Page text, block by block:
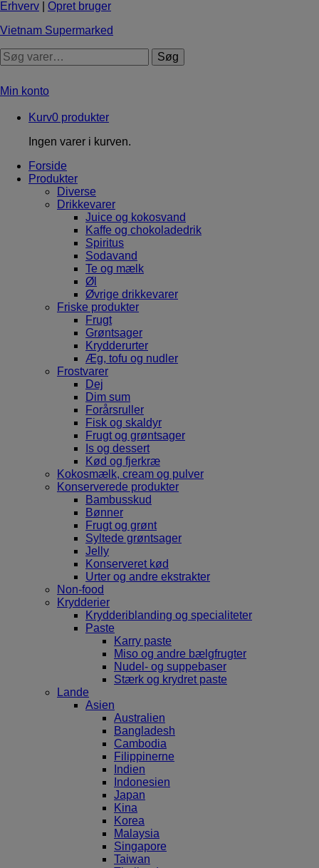
Erhverv
Opret bruger
Vietnam Supermarked
Søg
Min konto
Kurv0 produkter
Ingen varer i kurven.
Forside
Produkter
Diverse
Drikkevarer
Juice og kokosvand
Kaffe og chokoladedrik
Spiritus
Sodavand
Te og mælk
Øl
Øvrige drikkevarer
Friske produkter
Frugt
Grøntsager
Krydderurter
Æg, tofu og nudler
Frostvarer
Dej
Dim sum
Forårsruller
Fisk og skaldyr
Frugt og grøntsager
Is og dessert
Kød og fjerkræ
Kokosmælk, cream og pulver
Konserverede produkter
Bambusskud
Bønner
Frugt og grønt
Syltede grøntsager
Jelly
Konserveret kød
Urter og andre ekstrakter
Non-food
Krydderier
Krydderiblanding og specialiteter
Paste
Karry paste
Miso og andre bælgfrugter
Nudel- og suppebaser
Stærk og krydret paste
Lande
Asien
Australien
Bangladesh
Cambodia
Filippinerne
Indien
Indonesien
Japan
Kina
Korea
Malaysia
Singapore
Taiwan